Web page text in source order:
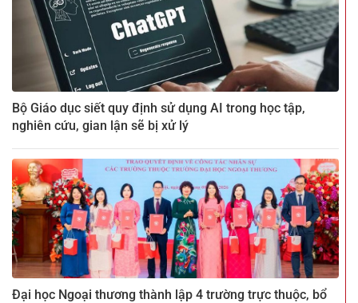
Bộ Giáo dục siết quy định sử dụng AI trong học tập,
nghiên cứu, gian lận sẽ bị xử lý
Đại học Ngoại thương thành lập 4 trường trực thuộc, bổ